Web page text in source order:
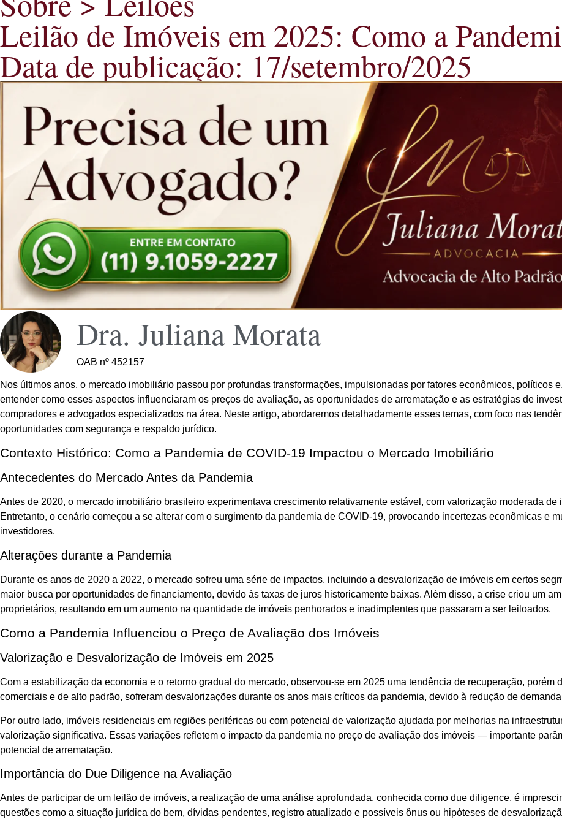
Leilão de Imóveis em 2025: Como a
Data de publicação: 17/setembro/2025
Dra. Juliana Morata
OAB nº 452157
Nos últimos anos, o mercado imobiliário passou por profundas transformações, impulsionadas por fatores econômicos, políticos
entender como esses aspectos influenciaram os preços de avaliação, as oportunidades de arrematação e as estratégias de
compradores e advogados especializados na área. Neste artigo, abordaremos detalhadamente esses temas, com foco nas
oportunidades com segurança e respaldo jurídico.
Contexto Histórico: Como a Pandemia de COVID-19 Impactou o Mercado Imobiliário
Antecedentes do Mercado Antes da Pandemia
Antes de 2020, o mercado imobiliário brasileiro experimentava crescimento relativamente estável, com valorização moderada
Entretanto, o cenário começou a se alterar com o surgimento da pandemia de COVID-19, provocando incertezas econômicas e
investidores.
Alterações durante a Pandemia
Durante os anos de 2020 a 2022, o mercado sofreu uma série de impactos, incluindo a desvalorização de imóveis em certos
maior busca por oportunidades de financiamento, devido às taxas de juros historicamente baixas. Além disso, a crise criou um
proprietários, resultando em um aumento na quantidade de imóveis penhorados e inadimplentes que passaram a ser leiloados.
Como a Pandemia Influenciou o Preço de Avaliação dos Imóveis
Valorização e Desvalorização de Imóveis em 2025
Com a estabilização da economia e o retorno gradual do mercado, observou-se em 2025 uma tendência de recuperação, porém
comerciais e de alto padrão, sofreram desvalorizações durante os anos mais críticos da pandemia, devido à redução de
Por outro lado, imóveis residenciais em regiões periféricas ou com potencial de valorização ajudada por melhorias na
valorização significativa. Essas variações refletem o impacto da pandemia no preço de avaliação dos imóveis — importante
potencial de arrematação.
Importância do Due Diligence na Avaliação
Antes de participar de um leilão de imóveis, a realização de uma análise aprofundada, conhecida como due diligence, é
questões como a situação jurídica do bem, dívidas pendentes, registro atualizado e possíveis ônus ou hipóteses de